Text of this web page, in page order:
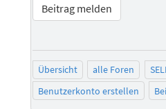
Beitrag melden
Übersicht alle Foren
Benutzerkonto erstellen